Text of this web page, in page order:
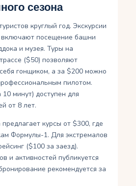
сезона
круглый год. Экскурсии
включают посещение башни
и музея. Туры на
($50) позволяют
гонщиком, а за $200 можно
пилотом.
минут) доступен для
от 8 лет.
курсы от $300, где
Формулы-1. Для экстремалов
($100 за заезд).
и активностей публикуется
рекомендуется за